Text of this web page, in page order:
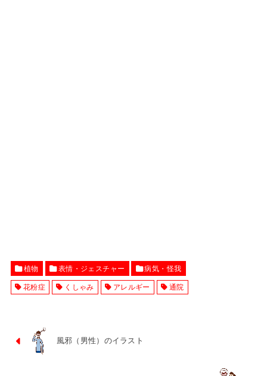
植物 表情・ジェスチャー 病気・怪我
花粉症 くしゃみ アレルギー 通院
風邪（男性）のイラスト